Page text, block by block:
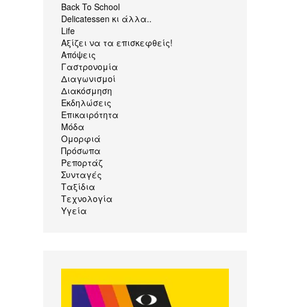
Back To School
Delicatessen κι άλλα..
Life
Αξίζει να τα επισκεφθείς!
Απόψεις
Γαστρονομία
Διαγωνισμοί
Διακόσμηση
Εκδηλώσεις
Επικαιρότητα
Μόδα
Ομορφιά
Πρόσωπα
Ρεπορτάζ
Συνταγές
Ταξίδια
Τεχνολογία
Υγεία